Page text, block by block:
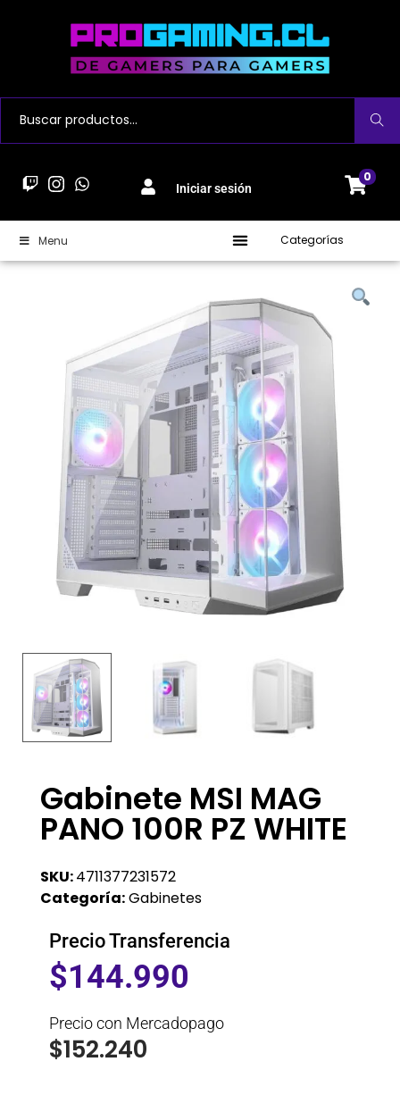
Buscar
Iniciar sesión
0
Menu Categorías
Gabinete MSI MAG
PANO 100R PZ WHITE
SKU:4711377231572
Categoría:Gabinetes
Precio Transferencia
$144.990
Precio con Mercadopago
$152.240